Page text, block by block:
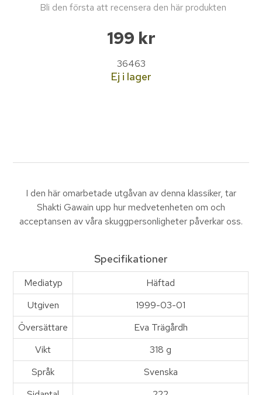
Bli den första att recensera den här produkten
199 kr
36463
Ej i lager
I den här omarbetade utgåvan av denna klassiker, tar
Shakti Gawain upp hur medvetenheten om och
acceptansen av våra skuggpersonligheter påverkar oss.
Specifikationer
Mediatyp
Häftad
Utgiven
1999-03-01
Översättare
Eva Trägårdh
Vikt
318 g
Språk
Svenska